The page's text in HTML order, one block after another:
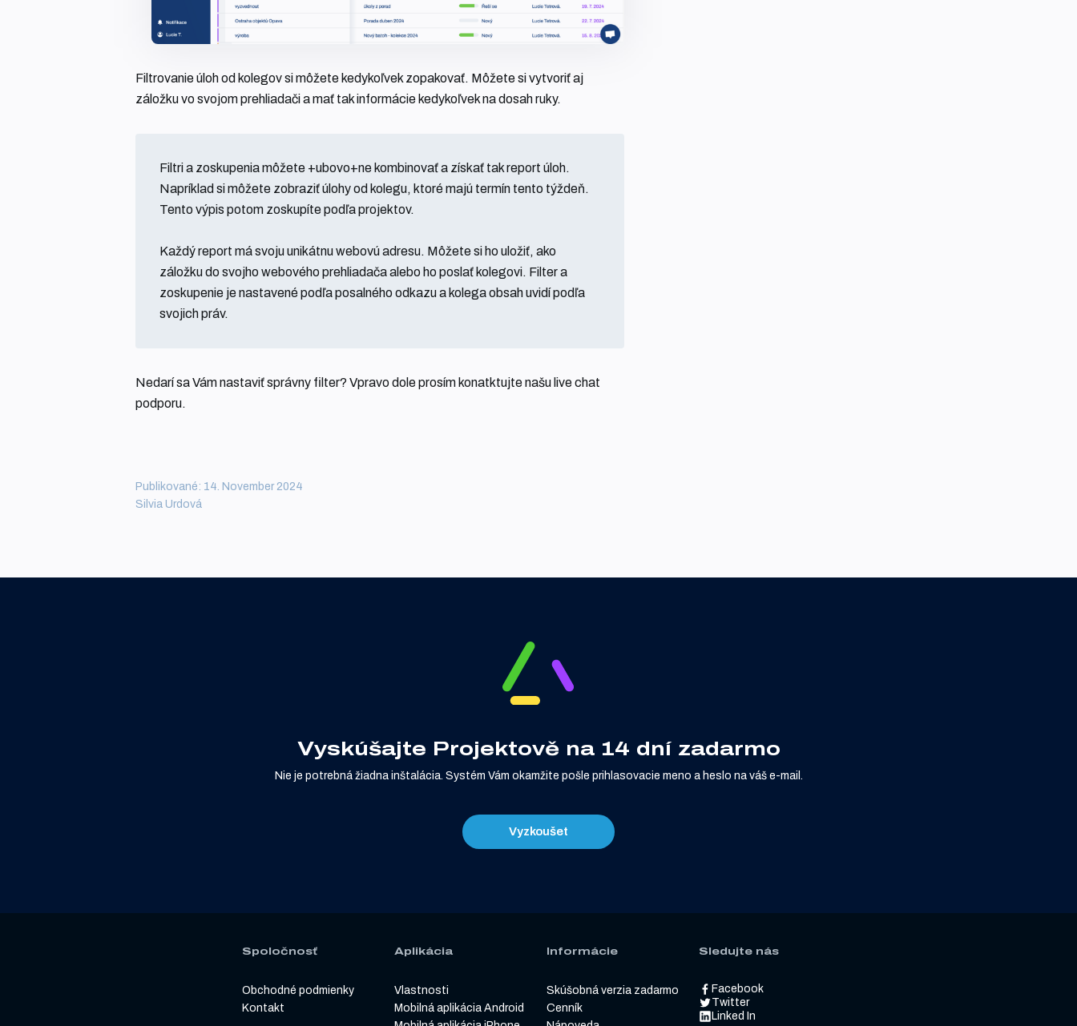
Filtrovanie úloh od kolegov si môžete kedykoľvek zopakovať. Môžete si vytvoriť aj
záložku vo svojom prehliadači a mať tak informácie kedykoľvek na dosah ruky.
Filtri a zoskupenia môžete +ubovo+ne kombinovať a získať tak report úloh.
Napríklad si môžete zobraziť úlohy od kolegu, ktoré majú termín tento týždeň.
Tento výpis potom zoskupíte podľa projektov.
Každý report má svoju unikátnu webovú adresu. Môžete si ho uložiť, ako
záložku do svojho webového prehliadača alebo ho poslať kolegovi. Filter a
zoskupenie je nastavené podľa posalného odkazu a kolega obsah uvidí podľa
svojich práv.
Nedarí sa Vám nastaviť správny filter? Vpravo dole prosím konatktujte našu live chat
podporu.
Publikované: 14. November 2024
Silvia Urdová
Vyskúšajte Projektově na 14 dní zadarmo
Nie je potrebná žiadna inštalácia. Systém Vám okamžite pošle prihlasovacie meno a heslo na váš e-mail.
Vyzkoušet
Spoločnosť
Obchodné podmienky
Kontakt
Aplikácia
Vlastnosti
Mobilná aplikácia Android
Informácie
Skúšobná verzia zadarmo
Cenník
Sledujte nás
Facebook
Twitter
Linked In